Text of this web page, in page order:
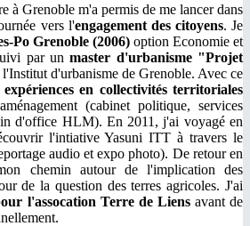
à Grenoble m'a permis de me lancer dans
vers l'engagement des citoyens. Je
Po Grenoble (2006) option Economie et
par unmaster d'urbanisme "Projet
l'Institut d'urbanisme de Grenoble. Avec ce
expériences en collectivités territoriales
(cabinet politique, services
d'office HLM). En 2011, j'ai voyagé en
l'intiative Yasuni ITT à travers le
audio et expo photo). De retour en
chemin autour de l'implication des
de la question des terres agricoles. J'ai
l'assocation Terre de Liensavant de